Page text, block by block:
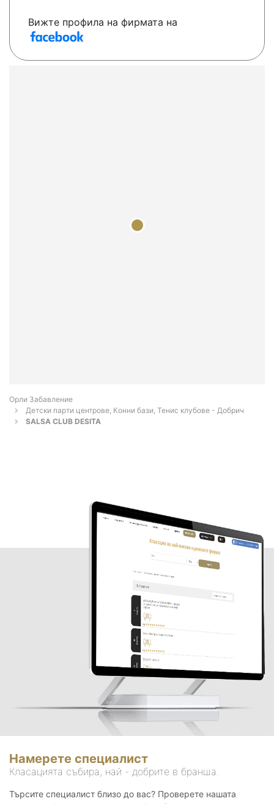
Вижте профила на фирмата на
Орли Забавление
Детски парти центрове, Конни бази, Тенис клубове - Добрич
SALSA CLUB DESITA
Намерете специалист
Класацията събира, най - добрите в бранша.
Търсите специалист близо до вас? Проверете нашата